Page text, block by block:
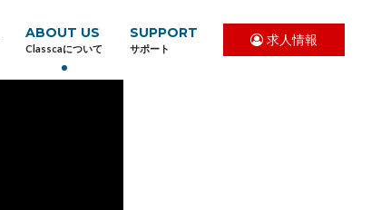
ABOUT US
Classcaについて
SUPPORT
サポート
求人情報